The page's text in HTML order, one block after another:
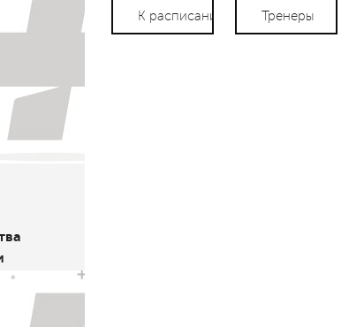
К расписанию Тренеры